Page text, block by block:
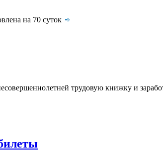
на 70 суток
трудовую книжку и